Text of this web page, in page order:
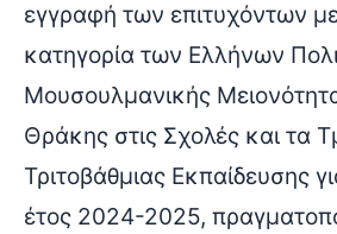
εγγραφή των επιτυχόντων με
κατηγορία των Ελλήνων
Μουσουλμανικής
Θράκης στις Σχολές και τα
Τριτοβάθμιας Εκπαίδευσης
έτος 2024-2025,